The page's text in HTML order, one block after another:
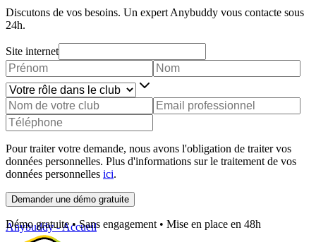
Discutons de vos besoins. Un expert Anybuddy vous contacte sous
24h.
Site internet
Pour traiter votre demande, nous avons l'obligation de traiter vos
données personnelles. Plus d'informations sur le traitement de vos
données personnelles ici.
Demander une démo gratuite
Démo gratuite • Sans engagement • Mise en place en 48h
Anybuddy - Accueil